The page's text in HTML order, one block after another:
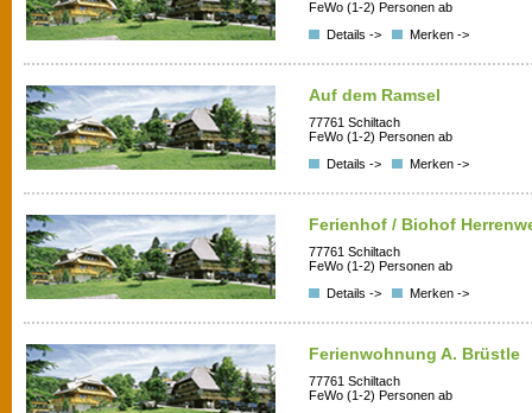
FeWo (1-2) Personen ab
Details ->
Merken ->
Auf dem Ramsel
77761 Schiltach
FeWo (1-2) Personen ab
Details ->
Merken ->
Ferienhof / Biohof
77761 Schiltach
FeWo (1-2) Personen ab
Details ->
Merken ->
Ferienwohnung A. Brüstle
77761 Schiltach
FeWo (1-2) Personen ab